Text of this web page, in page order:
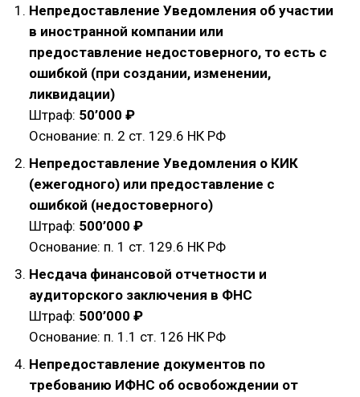
Непредоставление Уведомления об участии
в иностранной компании или
предоставление недостоверного, то есть с
ошибкой (при создании, изменении,
ликвидации)
Штраф: 50’000 ₽
Основание: п. 2 ст. 129.6 НК РФ
Непредоставление Уведомления о КИК
(ежегодного) или предоставление с
ошибкой (недостоверного)
Штраф: 500’000 ₽
Основание: п. 1 ст. 129.6 НК РФ
Несдача финансовой отчетности и
аудиторского заключения в ФНС
Штраф: 500’000 ₽
Основание: п. 1.1 ст. 126 НК РФ
Непредоставление документов по
требованию ИФНС об освобождении от